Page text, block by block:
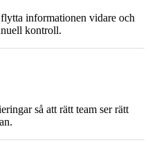
informationen vidare och
kontroll.
så att rätt team ser rätt